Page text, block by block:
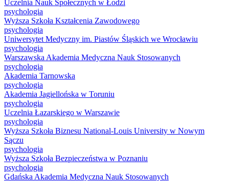
Uczelnia Nauk Społecznych w Łodzi
psychologia
Wyższa Szkoła Kształcenia Zawodowego
psychologia
Uniwersytet Medyczny im. Piastów Śląskich we Wrocławiu
psychologia
Warszawska Akademia Medyczna Nauk Stosowanych
psychologia
Akademia Tarnowska
psychologia
Akademia Jagiellońska w Toruniu
psychologia
Uczelnia Łazarskiego w Warszawie
psychologia
Wyższa Szkoła Biznesu National-Louis University w Nowym
Sączu
psychologia
Wyższa Szkoła Bezpieczeństwa w Poznaniu
psychologia
Gdańska Akademia Medyczna Nauk Stosowanych